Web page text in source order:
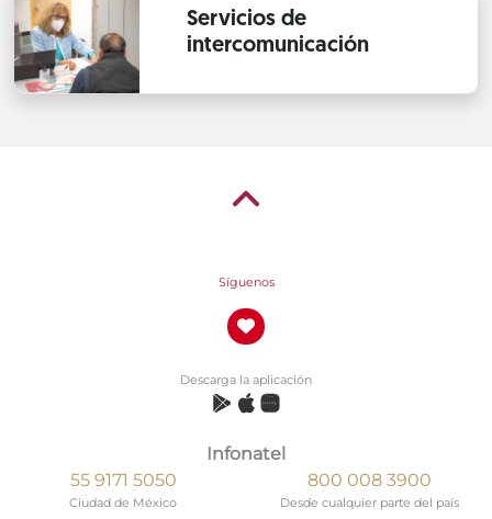
Servicios de
intercomunicación
Síguenos
Descarga la aplicación
Infonatel
55 9171 5050
Ciudad de México
800 008 3900
Desde cualquier parte del país